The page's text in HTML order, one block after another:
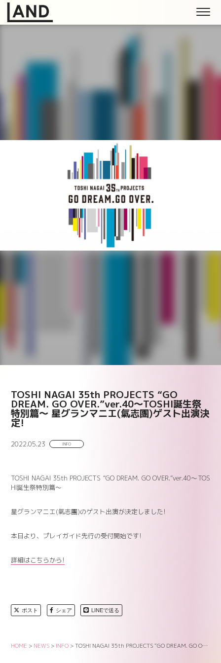
TOSHI NAGAI 35th PROJECTS “GO
DREAM. GO OVER.”ver.40～TOSHI誕生祭
特別篇～ 星グランマニエ(氣志團)ゲスト出演決
定!
2022.05.23 INFO
TOSHI NAGAI 35th PROJECTS “GO DREAM. GO OVER.”ver.40～TOS
HI誕生祭特別篇～
星グランマニエ(氣志團)のゲスト出演が決定しました!
本日より、プレイガイド先行の受付開始です!
詳細はこちらから!
ポスト シェア LINEで送る
HOME > NEWS > INFO >TOSHI NAGAI 35th PROJECTS “GO DREAM. GO OVER.”ver.40～TOSHI誕生祭特別篇～ 星グランマニエ(氣志團)ゲスト出演決定!